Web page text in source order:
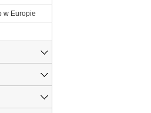
w Europie